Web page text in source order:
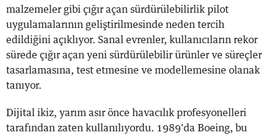
malzemeler gibi çığır açan sürdürülebilirlik pilot
uygulamalarının geliştirilmesinde neden tercih
edildiğini açıklıyor. Sanal evrenler, kullanıcıların rekor
sürede çığır açan yeni sürdürülebilir ürünler ve süreçler
tasarlamasına, test etmesine ve modellemesine olanak
tanıyor.
Dijital ikiz, yarım asır önce havacılık profesyonelleri
tarafından zaten kullanılıyordu. 1989'da Boeing, bu